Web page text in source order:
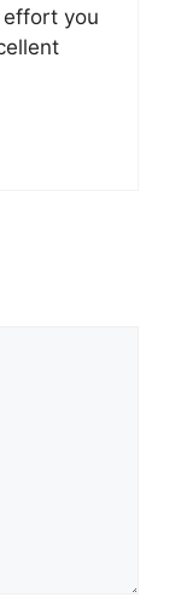
you